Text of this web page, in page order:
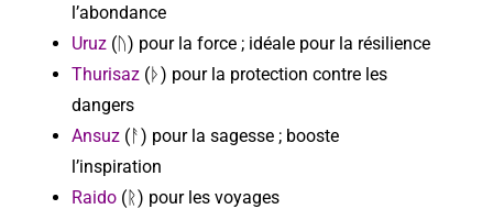
l’abondance
Uruz (ᚢ) pour la force ; idéale pour la résilience
Thurisaz (ᚦ) pour la protection contre les
dangers
Ansuz (ᚨ) pour la sagesse ; booste
l’inspiration
Raido (ᚱ) pour les voyages